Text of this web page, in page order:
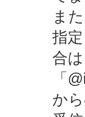
ま
指
合
「
か